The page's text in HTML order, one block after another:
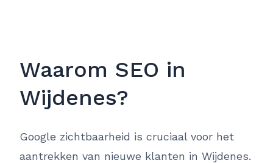
Waarom SEO in
Wijdenes?
Google zichtbaarheid is cruciaal voor het
aantrekken van nieuwe klanten in Wijdenes.